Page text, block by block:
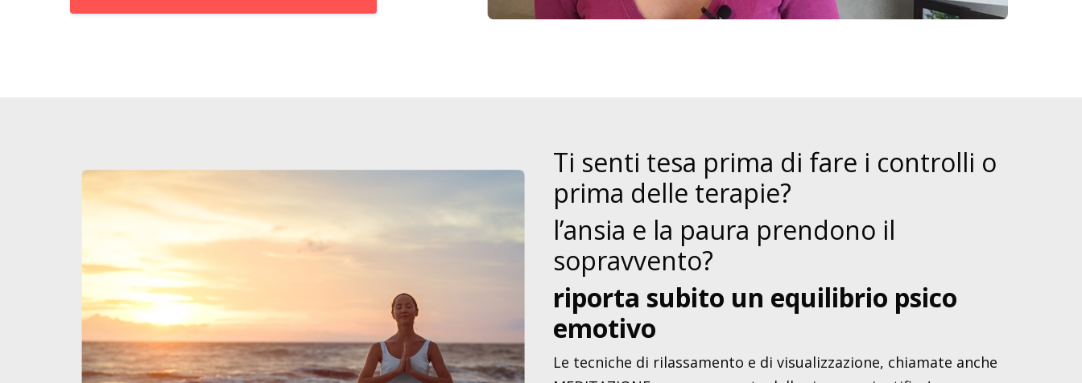
Ti senti tesa prima di fare i controlli o
prima delle terapie?
l’ansia e la paura prendono il
sopravvento?
riporta subito un equilibrio psico
emotivo
Le tecniche di rilassamento e di visualizzazione, chiamate anche